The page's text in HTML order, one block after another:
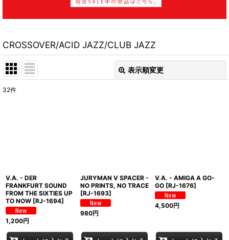
CROSSOVER/ACID JAZZ/CLUB JAZZ
表示順変更
32件
V.A. - DER
FRANKFURT SOUND
FROM THE SIXTIES UP
TO NOW [RJ-1694]
1,200円
JURYMAN V SPACER -
NO PRINTS, NO TRACE
[RJ-1693]
980円
V.A. - AMIGA A GO-
GO [RJ-1676]
4,500円